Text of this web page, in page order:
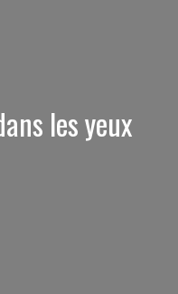
les yeux